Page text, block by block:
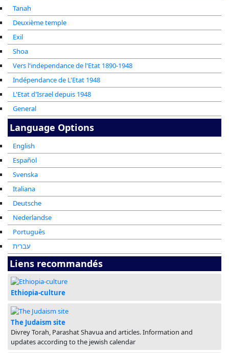
Tanah
Deuxième temple
Exil
Shoa
Vers l'independance de l'Etat 1890-1948
Indépendance de L'Etat 1948
L'Etat d'Israel depuis 1948
General
Language Options
English
Español
Svenska
Italiana
Deutsche
Nederlandse
Português
עברית
Liens recommandés
Ethiopia-culture
The Judaism site
Divrey Torah, Parashat Shavua and articles. Information and
updates according to the jewish calendar